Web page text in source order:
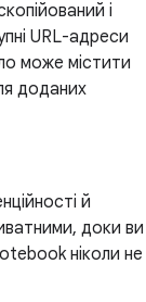
і
URL-адреси
може містити
доданих
й
доки ви
ніколи не